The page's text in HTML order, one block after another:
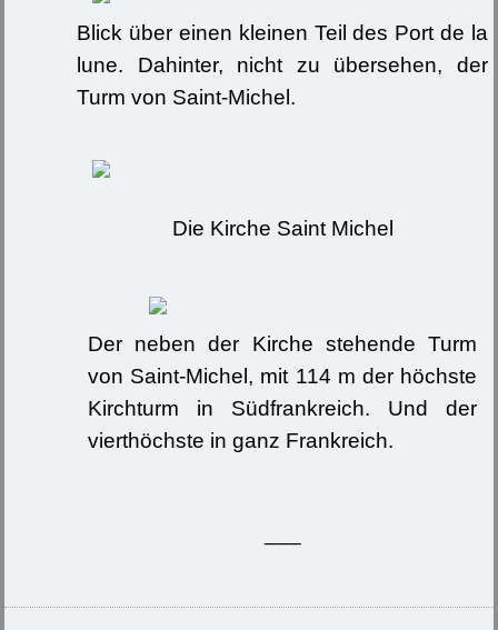
Blick über einen kleinen Teil des Port de la
lune. Dahinter, nicht zu übersehen, der
Turm von Saint-Michel.
Die Kirche Saint Michel
Der neben der Kirche stehende Turm
von Saint-Michel, mit 114 m der höchste
Kirchturm in Südfrankreich. Und der
vierthöchste in ganz Frankreich.